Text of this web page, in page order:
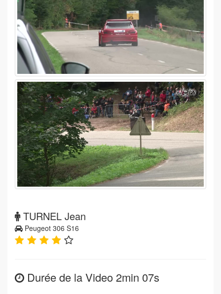
TURNEL Jean
Peugeot 306 S16
Durée de la Video 2min 07s